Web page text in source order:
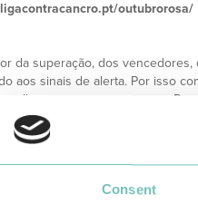
Consent
outubrorosa/
da superação, dos vencedores,
aos sinais de alerta. Por isso
melhor arma contra o cancro.
MADEIRA